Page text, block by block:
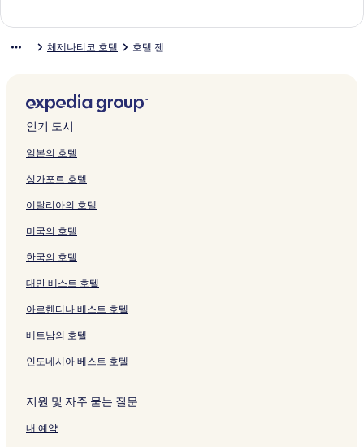
여
는
이
지
는
링
크
i
n
c
e
페
지
여
는
링
크
는
링
크
r
o
r
페
이
를
는
링
크
는
링
지
를
링
크
링
크
페
이
여
는
링
크
e
이
지
를
여
링
지
를
링
크
t
s
n
c
b
P
a
n
d
o
i
i
l
o
r
a
C
n
이
지
를
여
링
l
M
a
r
i
페
지
를
여
는
크
p
m
a
t
i
페
지
를
여
는
크
u
s
e
페
이
를
는
링
크
R
i
e
r
a
이
를
여
는
링
체제나티코 호텔 호텔 젠
인기 도시
일본의 호텔
싱가포르 호텔
이탈리아의 호텔
미국의 호텔
한국의 호텔
대만 베스트 호텔
아르헨티나 베스트 호텔
베트남의 호텔
인도네시아 베스트 호텔
지원 및 자주 묻는 질문
내 예약